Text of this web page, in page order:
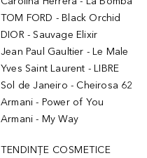
TOM FORD - Black Orchid
DIOR - Sauvage Elixir
Jean Paul Gaultier - Le Male
Yves Saint Laurent - LIBRE
Sol de Janeiro - Cheirosa 62
Armani - Power of You
Armani - My Way
TENDINȚE COSMETICE